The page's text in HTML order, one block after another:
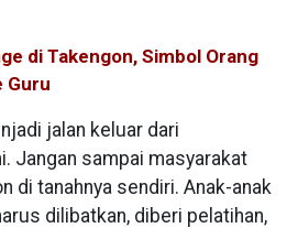
di Takengon, Simbol Orang
Guru
jalan keluar dari
Jangan sampai masyarakat
di tanahnya sendiri. Anak-anak
dilibatkan, diberi pelatihan,